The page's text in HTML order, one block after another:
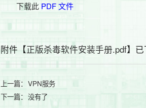
下载此 PDF 文件
附件【正版杀毒软件安装手册.pdf】
上一篇： VPN服务
下一篇： 没有了